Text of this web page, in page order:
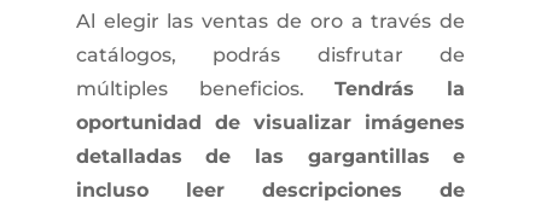
Al elegir las ventas de oro a través de
catálogos, podrás disfrutar de
múltiples beneficios.Tendrás la
oportunidad de visualizar imágenes
detalladas de las gargantillas e
incluso leer descripciones de